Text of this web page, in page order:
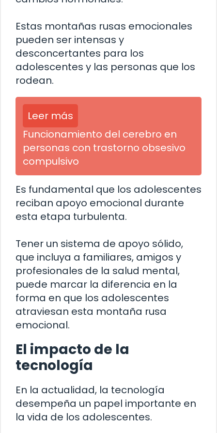
Estas montañas rusas emocionales
pueden ser intensas y
desconcertantes para los
adolescentes y las personas que los
rodean.
Leer más
Funcionamiento del cerebro en
personas con trastorno obsesivo
compulsivo
Es fundamental que los adolescentes
reciban apoyo emocional durante
esta etapa turbulenta.
Tener un sistema de apoyo sólido,
que incluya a familiares, amigos y
profesionales de la salud mental,
puede marcar la diferencia en la
forma en que los adolescentes
atraviesan esta montaña rusa
emocional.
El impacto de la
tecnología
En la actualidad, la tecnología
desempeña un papel importante en
la vida de los adolescentes.